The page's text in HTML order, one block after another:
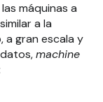
máquinas a
a la
a gran escala y
machine